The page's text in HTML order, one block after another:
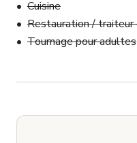
Cuisine
Restauration /
Tournage pour adultes